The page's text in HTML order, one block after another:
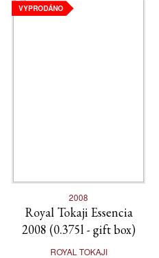
VYPRODÁNO
2008
Royal Tokaji Essencia
2008 (0.375l - gift box)
ROYAL TOKAJI